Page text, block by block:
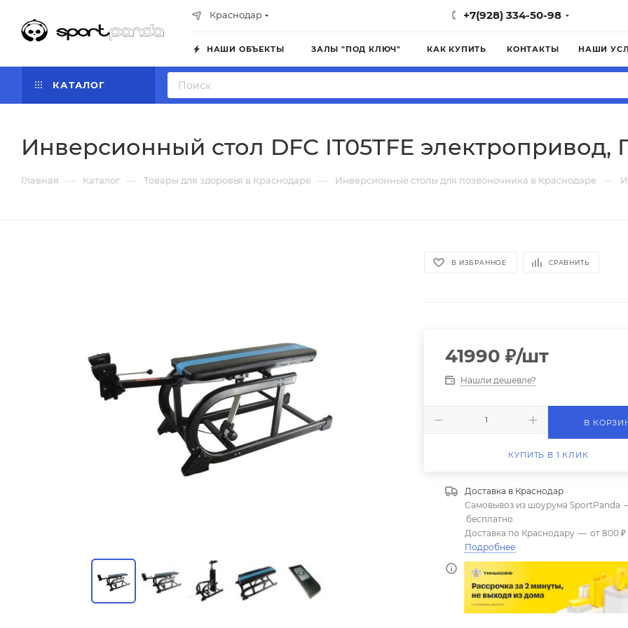
Краснодар +7(928) 334-50-98
НАШИ ОБЪЕКТЫ ЗАЛЫ "ПОД КЛЮЧ" КАК КУПИТЬ КОНТАКТЫ НАШИ
КАТАЛОГ
Инверсионный стол DFC IT05TFE электропривод,
Главная — Каталог — Товары для здоровья в Краснодаре — Инверсионные столы для позвоночника в Краснодаре —
В ИЗБРАННОЕ СРАВНИТЬ
41990 ₽/шт
Нашли дешевле?
В
КУПИТЬ В 1 КЛИК
Доставка в Краснодар
Самовывоз из шоурума SportPanda
бесплатно
Доставка по Краснодару — от 800 ₽
Подробнее